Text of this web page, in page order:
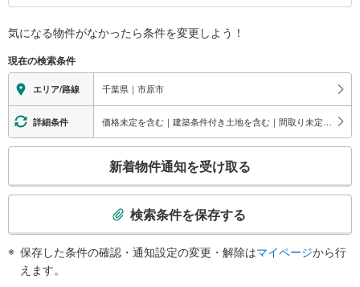
す
情
報
気になる物件がなかったら条件を変更しよう！
現在の検索条件
エリア/路線 千葉県｜市原市
詳細条件 価格未定を含む｜建築条件付き土地を含む｜間取り未定を含む｜角地
検
新着物件通知を受け取る
検索条件を保存する
保存した条件の確認・通知設定の変更・解除はマイページから行
えます。